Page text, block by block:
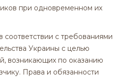
при одновременном их
соответствии с требованиями
Украины с целью
возникающих по оказанию
Права и обязанности